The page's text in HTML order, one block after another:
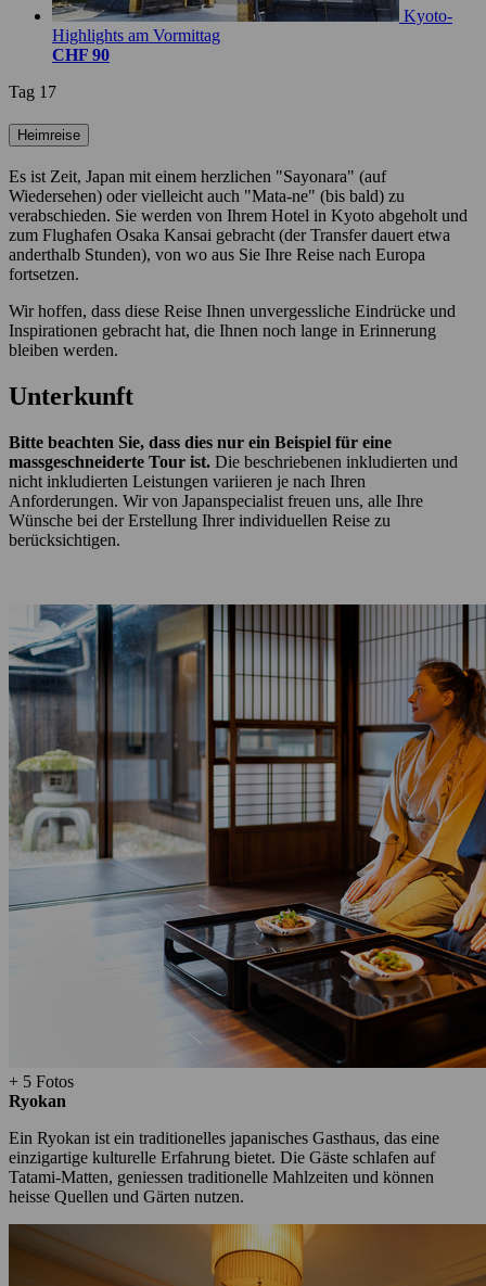
Kyoto-
Highlights am Vormittag
CHF 90
Tag 17
Heimreise
Es ist Zeit, Japan mit einem herzlichen "Sayonara" (auf
Wiedersehen) oder vielleicht auch "Mata-ne" (bis bald) zu
verabschieden. Sie werden von Ihrem Hotel in Kyoto abgeholt und
zum Flughafen Osaka Kansai gebracht (der Transfer dauert etwa
anderthalb Stunden), von wo aus Sie Ihre Reise nach Europa
fortsetzen.
Wir hoffen, dass diese Reise Ihnen unvergessliche Eindrücke und
Inspirationen gebracht hat, die Ihnen noch lange in Erinnerung
bleiben werden.
Unterkunft
Bitte beachten Sie, dass dies nur ein Beispiel für eine
massgeschneiderte Tour ist. Die beschriebenen inkludierten und
nicht inkludierten Leistungen variieren je nach Ihren
Anforderungen. Wir von Japanspecialist freuen uns, alle Ihre
Wünsche bei der Erstellung Ihrer individuellen Reise zu
berücksichtigen.
+ 5 Fotos
Ryokan
Ein Ryokan ist ein traditionelles japanisches Gasthaus, das eine
einzigartige kulturelle Erfahrung bietet. Die Gäste schlafen auf
Tatami-Matten, geniessen traditionelle Mahlzeiten und können
heisse Quellen und Gärten nutzen.